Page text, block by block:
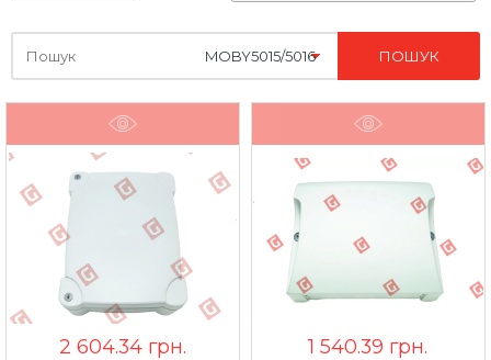
Шукайте
тут
2 604.34 грн.
1 540.39 грн.